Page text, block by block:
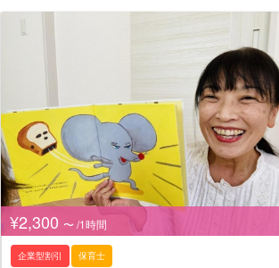
¥2,300 〜 /1時間
企業型割引 保育士